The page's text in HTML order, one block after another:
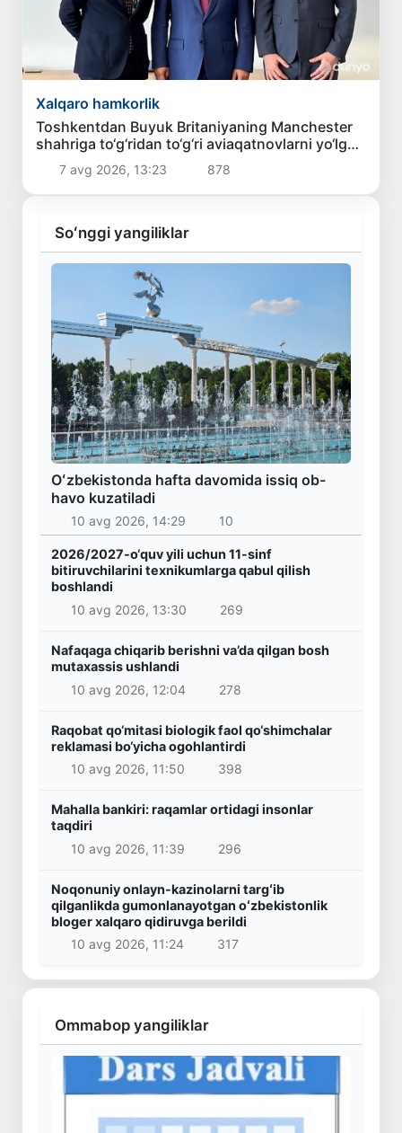
Xalqaro hamkorlik
Toshkentdan Buyuk Britaniyaning Manchester
shahriga to‘g‘ridan to‘g‘ri aviaqatnovlarni yo‘lga
qo‘yish masalasi ko‘rib chiqilmoqda
7 avg 2026, 13:23 878
Soʻnggi yangiliklar
Oʻzbekistonda hafta davomida issiq ob-
havo kuzatiladi
10 avg 2026, 14:29 10
2026/2027-o‘quv yili uchun 11-sinf
bitiruvchilarini texnikumlarga qabul qilish
boshlandi
10 avg 2026, 13:30
269
Nafaqaga chiqarib berishni va’da qilgan bosh
mutaxassis ushlandi
10 avg 2026, 12:04
278
Raqobat qo‘mitasi biologik faol qo‘shimchalar
reklamasi bo‘yicha ogohlantirdi
10 avg 2026, 11:50
398
Mahalla bankiri: raqamlar ortidagi insonlar
taqdiri
10 avg 2026, 11:39
296
Noqonuniy onlayn-kazinolarni targʻib
qilganlikda gumonlanayotgan oʻzbekistonlik
bloger xalqaro qidiruvga berildi
10 avg 2026, 11:24
317
Ommabop yangiliklar